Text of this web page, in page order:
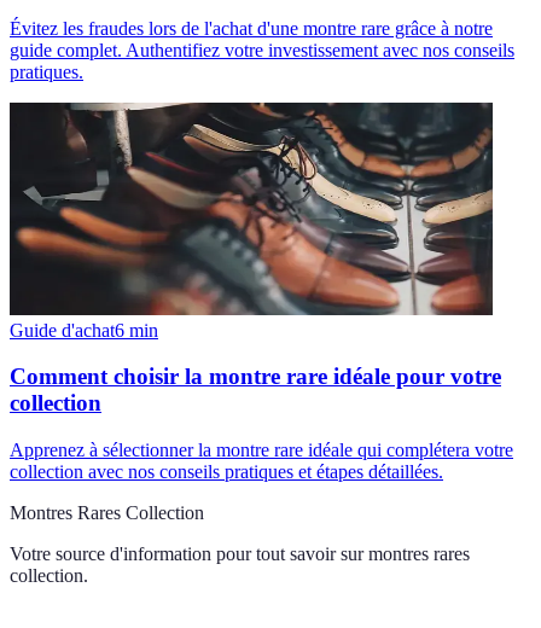
Évitez les fraudes lors de l'achat d'une montre rare grâce à notre
guide complet. Authentifiez votre investissement avec nos conseils
pratiques.
Guide d'achat6 min
Comment choisir la montre rare idéale pour votre
collection
Apprenez à sélectionner la montre rare idéale qui complétera votre
collection avec nos conseils pratiques et étapes détaillées.
Montres Rares Collection
Votre source d'information pour tout savoir sur montres rares
collection.